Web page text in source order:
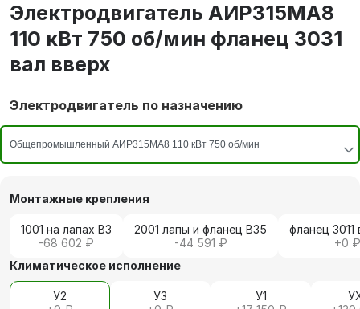
Электродвигатель АИР315МА8
110 кВт 750 об/мин фланец 3031
вал вверх
Электродвигатель по назначению
Монтажные крепления
1001 на лапах В3
-68 602 ₽
2001 лапы и фланец В35
-44 591 ₽
фланец 3011
+0 ₽
Климатическое исполнение
У2
У3
У1